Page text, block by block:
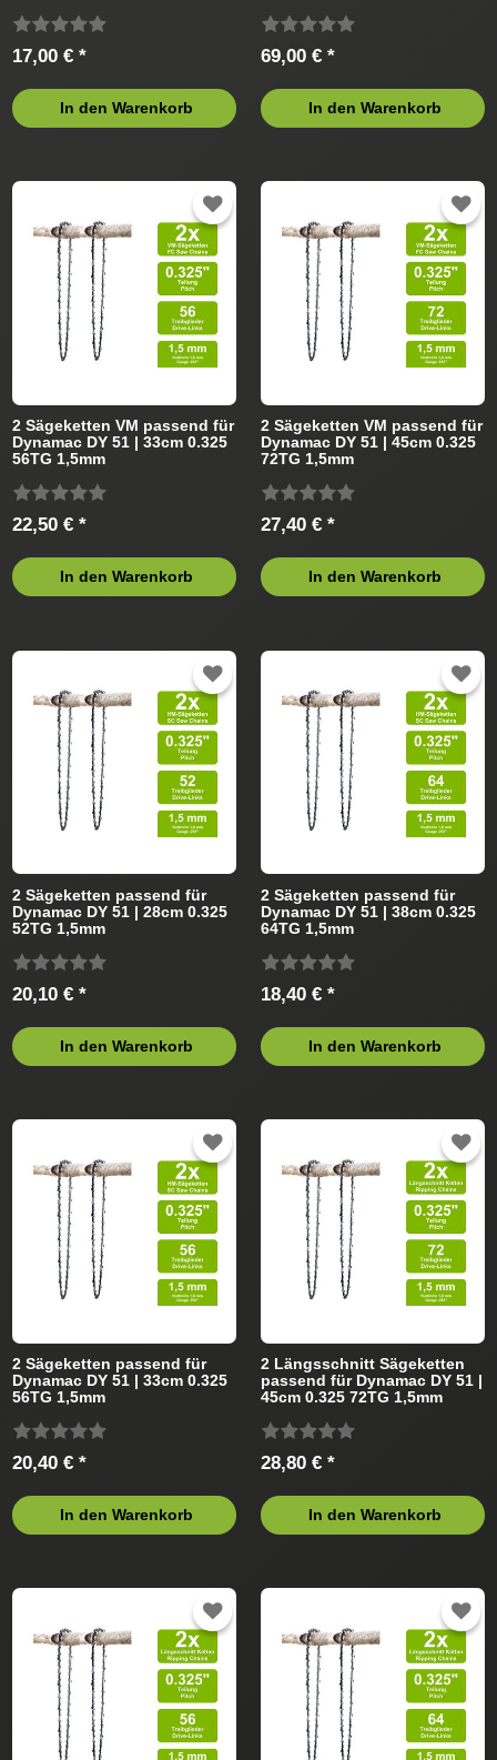
17,00 € *
In den Warenkorb
69,00 € *
In den Warenkorb
2 Sägeketten VM passend für
Dynamac DY 51 | 33cm 0.325
56TG 1,5mm
22,50 € *
In den Warenkorb
2 Sägeketten VM passend für
Dynamac DY 51 | 45cm 0.325
72TG 1,5mm
27,40 € *
In den Warenkorb
2 Sägeketten passend für
Dynamac DY 51 | 28cm 0.325
52TG 1,5mm
20,10 € *
In den Warenkorb
2 Sägeketten passend für
Dynamac DY 51 | 38cm 0.325
64TG 1,5mm
18,40 € *
In den Warenkorb
2 Sägeketten passend für
Dynamac DY 51 | 33cm 0.325
56TG 1,5mm
20,40 € *
In den Warenkorb
2 Längsschnitt Sägeketten
passend für Dynamac DY 51 |
45cm 0.325 72TG 1,5mm
28,80 € *
In den Warenkorb